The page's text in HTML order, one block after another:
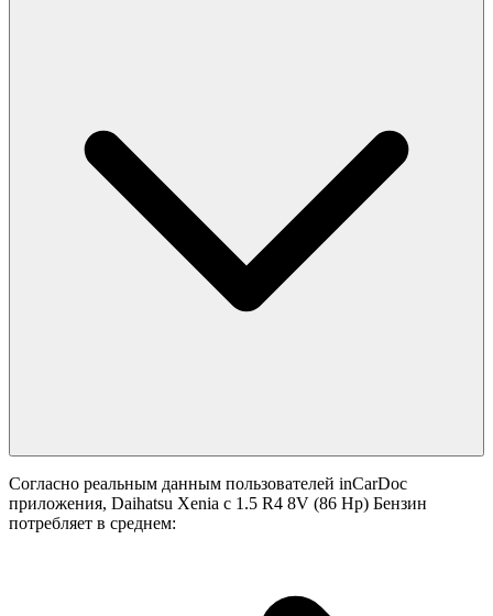
Согласно реальным данным пользователей inCarDoc
приложения, Daihatsu Xenia с 1.5 R4 8V (86 Hp) Бензин
потребляет в среднем: